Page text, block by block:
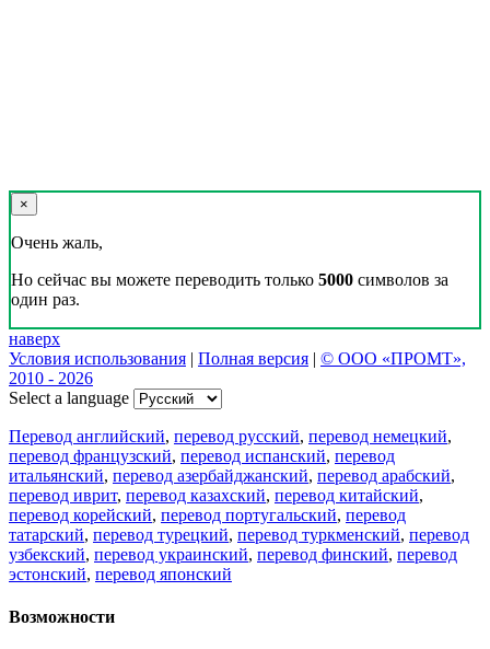
×
Очень жаль,
Но сейчас вы можете переводить только 5000 символов за
один раз.
наверх
Условия использования | Полная версия | © ООО «ПРОМТ»,
2010 - 2026
Select a language
Перевод английский, перевод русский, перевод немецкий,
перевод французский, перевод испанский, перевод
итальянский, перевод азербайджанский, перевод арабский,
перевод иврит, перевод казахский, перевод китайский,
перевод корейский, перевод португальский, перевод
татарский, перевод турецкий, перевод туркменский, перевод
узбекский, перевод украинский, перевод финский, перевод
эстонский, перевод японский
Возможности